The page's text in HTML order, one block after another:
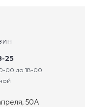
25
00 до 18-00
50А